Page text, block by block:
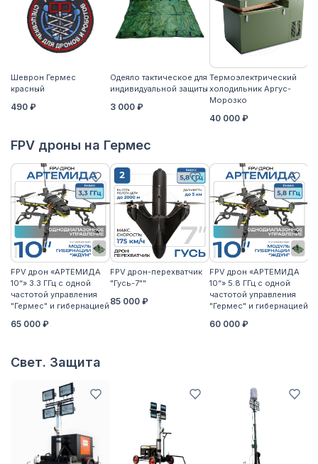
Шеврон Гермес
красный
490 ₽
Одеяло тактическое для
индивидуальной защиты
3 000 ₽
Термоэлектрический
холодильник Аргус-
Морозко
40 000 ₽
FPV дроны на Гермес
FPV дрон «АРТЕМИДА
10“» 3.3 ГГц с одной
частотой управления
"Гермес" и гибернацией
65 000 ₽
FPV дрон-перехватчик
"Гусь-7""
85 000 ₽
FPV дрон «АРТЕМИДА
10“» 5.8 ГГц с одной
частотой управления
"Гермес" и гибернацией
60 000 ₽
Свет. Защита